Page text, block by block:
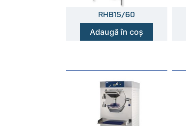
RHB15/60
Adaugă în coș